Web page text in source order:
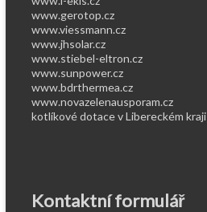
www.gerotop.cz
www.viessmann.cz
www.jhsolar.cz
www.stiebel-eltron.cz
www.sunpower.cz
www.bdrthermea.cz
www.novazelenausporam.cz
kotlíkové dotace v Libereckém kraji
Kontaktní formulář